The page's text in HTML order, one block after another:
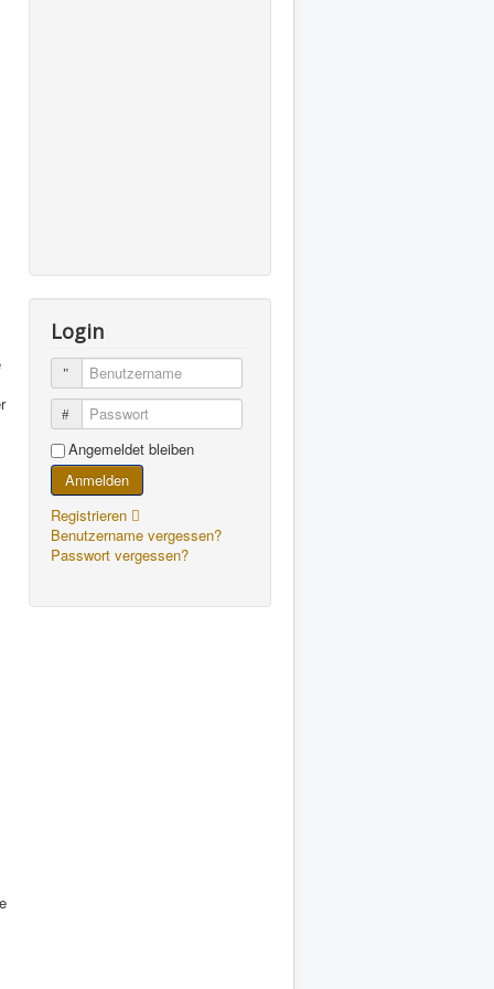
Login
Benutzername
Passwort
Angemeldet bleiben
Anmelden
Registrieren
Benutzername vergessen?
Passwort vergessen?